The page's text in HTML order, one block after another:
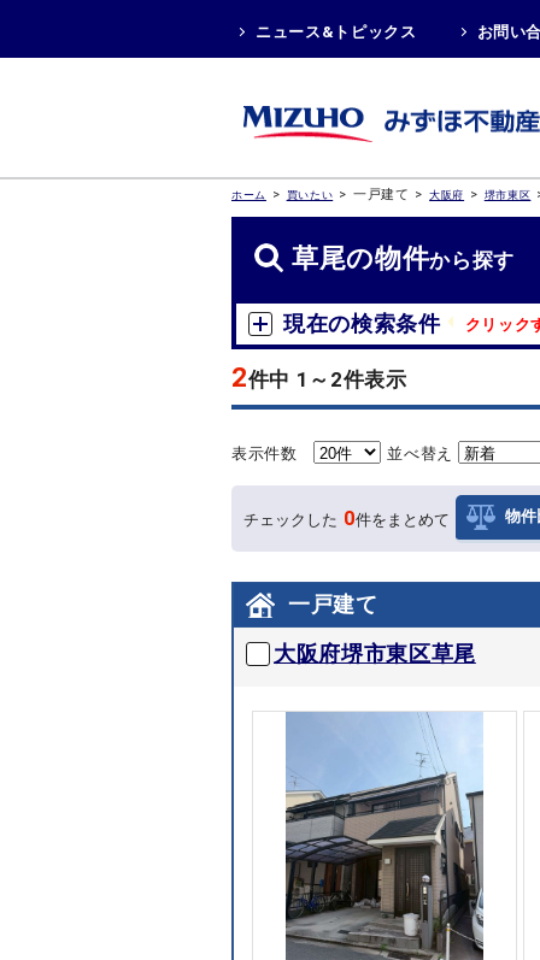
ニュース&トピックス お問い
ホーム > 買いたい > 一戸建て > 大阪府 > 堺市東区
草尾の物件から探す
現在の検索条件 クリック
2件中 1～2件表示
表示件数 並べ替え
チェックした 0件をまとめて 物件
一戸建て
大阪府堺市東区草尾